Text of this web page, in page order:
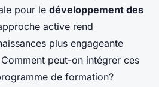
pour le développement des
active rend
plus engageante
peut-on intégrer ces
de formation?